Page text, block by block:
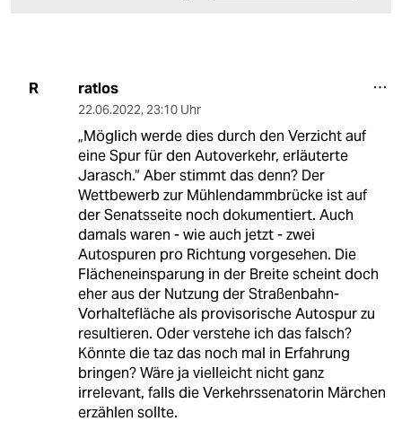
R ratlos
22.06.2022, 23:10 Uhr
„Möglich werde dies durch den Verzicht auf
eine Spur für den Autoverkehr, erläuterte
Jarasch.“ Aber stimmt das denn? Der
Wettbewerb zur Mühlendammbrücke ist auf
der Senatsseite noch dokumentiert. Auch
damals waren - wie auch jetzt - zwei
Autospuren pro Richtung vorgesehen. Die
Flächeneinsparung in der Breite scheint doch
eher aus der Nutzung der Straßenbahn-
Vorhaltefläche als provisorische Autospur zu
resultieren. Oder verstehe ich das falsch?
Könnte die taz das noch mal in Erfahrung
bringen? Wäre ja vielleicht nicht ganz
irrelevant, falls die Verkehrssenatorin Märchen
erzählen sollte.